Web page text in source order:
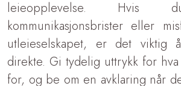
leieopplevelse. Hvis
kommunikasjonsbrister eller
utleieselskapet, er det viktig
direkte. Gi tydelig uttrykk for
for, og be om en avklaring når